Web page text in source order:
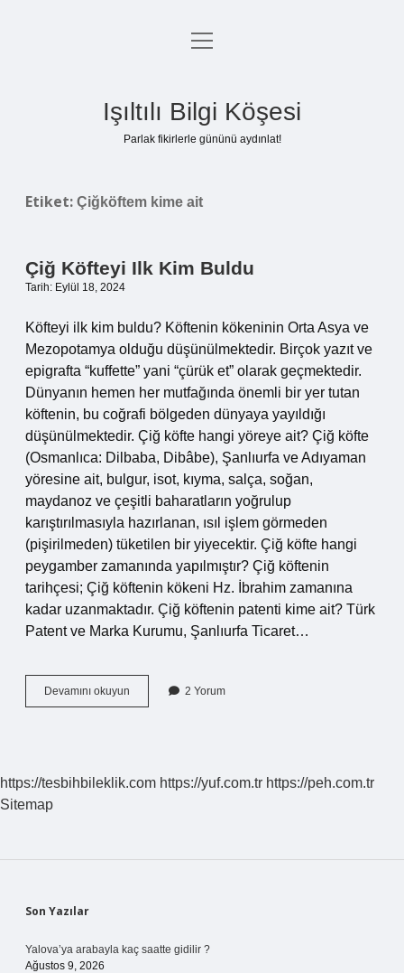
Anasayfa
Yasal Uyarı
menüyü
Işıltılı Bilgi Köşesi
Parlak fikirlerle gününü aydınlat!
Etiket: Çiğköftem kime ait
Çiğ Köfteyi Ilk Kim Buldu
Tarih: Eylül 18, 2024
Köfteyi ilk kim buldu? Köftenin kökeninin Orta Asya ve
Mezopotamya olduğu düşünülmektedir. Birçok yazıt ve
epigrafta “kuffette” yani “çürük et” olarak geçmektedir.
Dünyanın hemen her mutfağında önemli bir yer tutan
köftenin, bu coğrafi bölgeden dünyaya yayıldığı
düşünülmektedir. Çiğ köfte hangi yöreye ait? Çiğ köfte
(Osmanlıca: Dilbaba, Dibâbe), Şanlıurfa ve Adıyaman
yöresine ait, bulgur, isot, kıyma, salça, soğan,
maydanoz ve çeşitli baharatların yoğrulup
karıştırılmasıyla hazırlanan, ısıl işlem görmeden
(pişirilmeden) tüketilen bir yiyecektir. Çiğ köfte hangi
peygamber zamanında yapılmıştır? Çiğ köftenin
tarihçesi; Çiğ köftenin kökeni Hz. İbrahim zamanına
kadar uzanmaktadır. Çiğ köftenin patenti kime ait? Türk
Patent ve Marka Kurumu, Şanlıurfa Ticaret…
Devamını okuyun
Köfteyi
2 Yorum
https://tesbihbileklik.com https://yuf.com.tr https://peh.com.tr
Sitemap
Sidebar
Son Yazılar
Yalova’ya arabayla kaç saatte gidilir ?
Ağustos 9, 2026